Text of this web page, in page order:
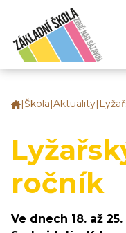
Základní
nad
Sázavou
Škola Aktuality
ročník
Ve dnech 18. až